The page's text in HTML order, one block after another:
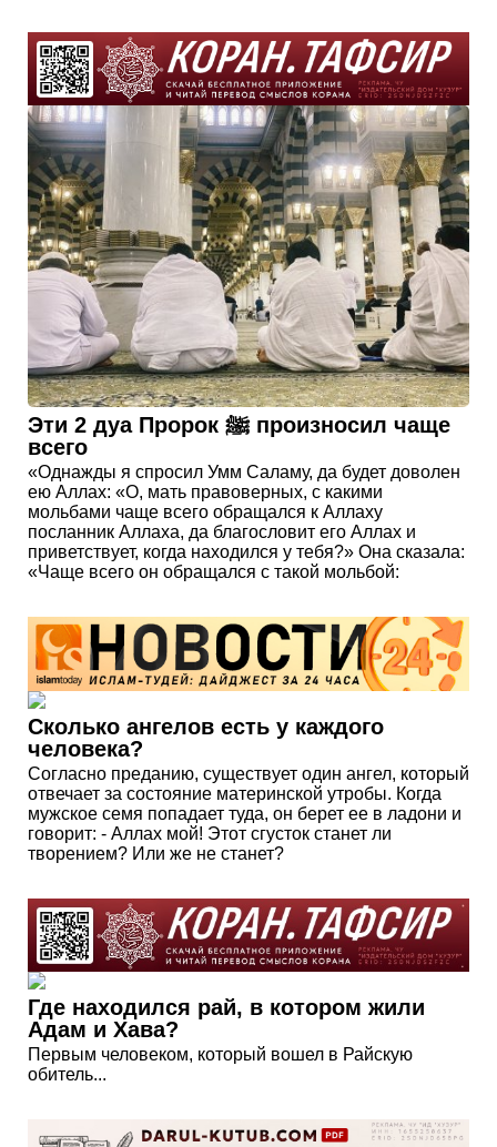
Эти 2 дуа Пророк ﷺ произносил чаще
всего
«Однажды я спросил Умм Саламу, да будет доволен
ею Аллах: «О, мать правоверных, с какими
мольбами чаще всего обращался к Аллаху
посланник Аллаха, да благословит его Аллах и
приветствует, когда находился у тебя?» Она сказала:
«Чаще всего он обращался с такой мольбой:
Сколько ангелов есть у каждого
человека?
Согласно преданию, существует один ангел, который
отвечает за состояние материнской утробы. Когда
мужское семя попадает туда, он берет ее в ладони и
говорит: - Аллах мой! Этот сгусток станет ли
творением? Или же не станет?
Где находился рай, в котором жили
Адам и Хава?
Первым человеком, который вошел в Райскую
обитель...